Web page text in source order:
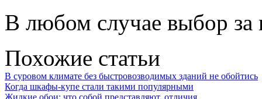
В любом случае выбор за
Похожие статьи
В суровом климате без быстровозводимых зданий не обойтись
Когда шкафы-купе стали такими популярными
Жидкие обои: что собой представляют, отличия